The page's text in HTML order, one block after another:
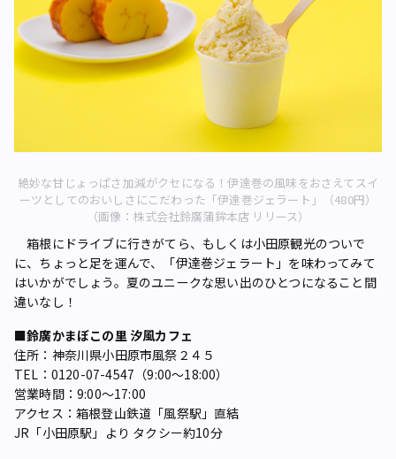
絶妙な甘じょっぱさ加減がクセになる！伊達巻の風味をおさえてスイ
ーツとしてのおいしさにこだわった「伊達巻ジェラート」（480円）
（画像：株式会社鈴廣蒲鉾本店 リリース）
箱根にドライブに行きがてら、もしくは小田原観光のついで
に、ちょっと足を運んで、「伊達巻ジェラート」を味わってみて
はいかがでしょう。夏のユニークな思い出のひとつになること間
違いなし！
■鈴廣かまぼこの里 汐風カフェ
住所：神奈川県小田原市風祭２４５
TEL：0120-07-4547（9:00～18:00）
営業時間：9:00〜17:00
アクセス：箱根登山鉄道「風祭駅」直結
JR「小田原駅」より タクシー約10分